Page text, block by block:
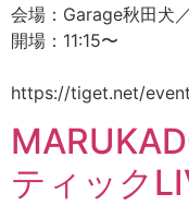
会場：Garage秋田犬／
開場：11:15〜
https://tiget.net/
ティック